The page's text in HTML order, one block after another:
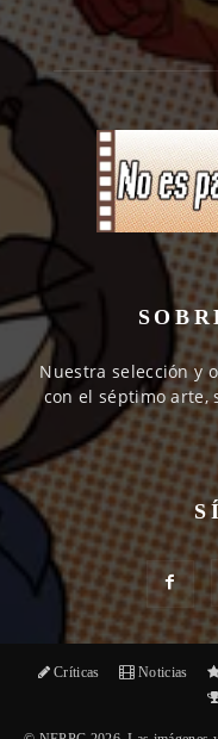
Nuestra selección y
con el séptimo arte,
Críticas Noticias